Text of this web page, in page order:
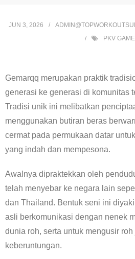
JUN 3, 2026
PKV
Gemarqq merupakan praktik
generasi ke generasi di komunitas
Tradisi unik ini melibatkan
menggunakan butiran beras
cermat pada permukaan datar
yang indah dan mempesona.
Awalnya dipraktekkan oleh
telah menyebar ke negara lain
dan Thailand. Bentuk seni ini
asli berkomunikasi dengan nenek
dunia roh, serta untuk mengusir
keberuntungan.